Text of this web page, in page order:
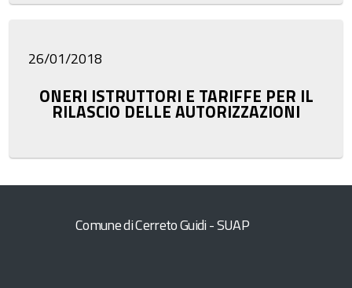
26/01/2018
ONERI ISTRUTTORI E TARIFFE PER IL
RILASCIO DELLE AUTORIZZAZIONI
Comune di Cerreto Guidi - SUAP